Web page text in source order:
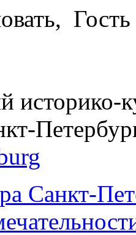
Гость
историко-
Санкт-